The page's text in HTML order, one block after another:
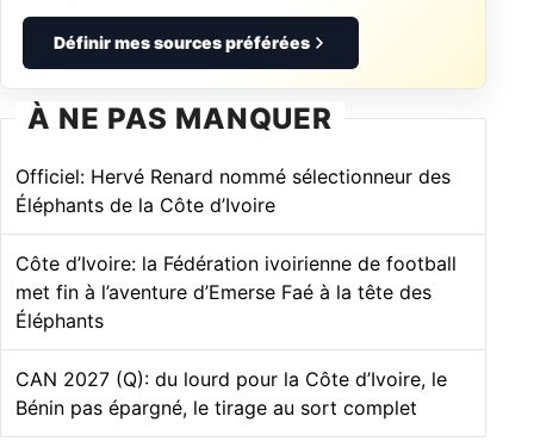
Définir mes sources préférées
À NE PAS MANQUER
Officiel: Hervé Renard nommé sélectionneur des
Éléphants de la Côte d’Ivoire
Côte d’Ivoire: la Fédération ivoirienne de football
met fin à l’aventure d’Emerse Faé à la tête des
Éléphants
CAN 2027 (Q): du lourd pour la Côte d’Ivoire, le
Bénin pas épargné, le tirage au sort complet